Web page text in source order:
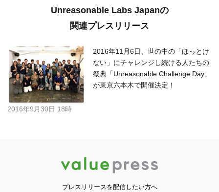
Unreasonable Labs Japanの
関連プレスリリース
2016年11月6日、世の中の「ほっとけ
ない」にチャレンジし続ける人たちの
祭典「Unreasonable Challenge Day」
が東京六本木で開催決定！
2016年9月30日 18時
プレスリリースを配信したい方へ